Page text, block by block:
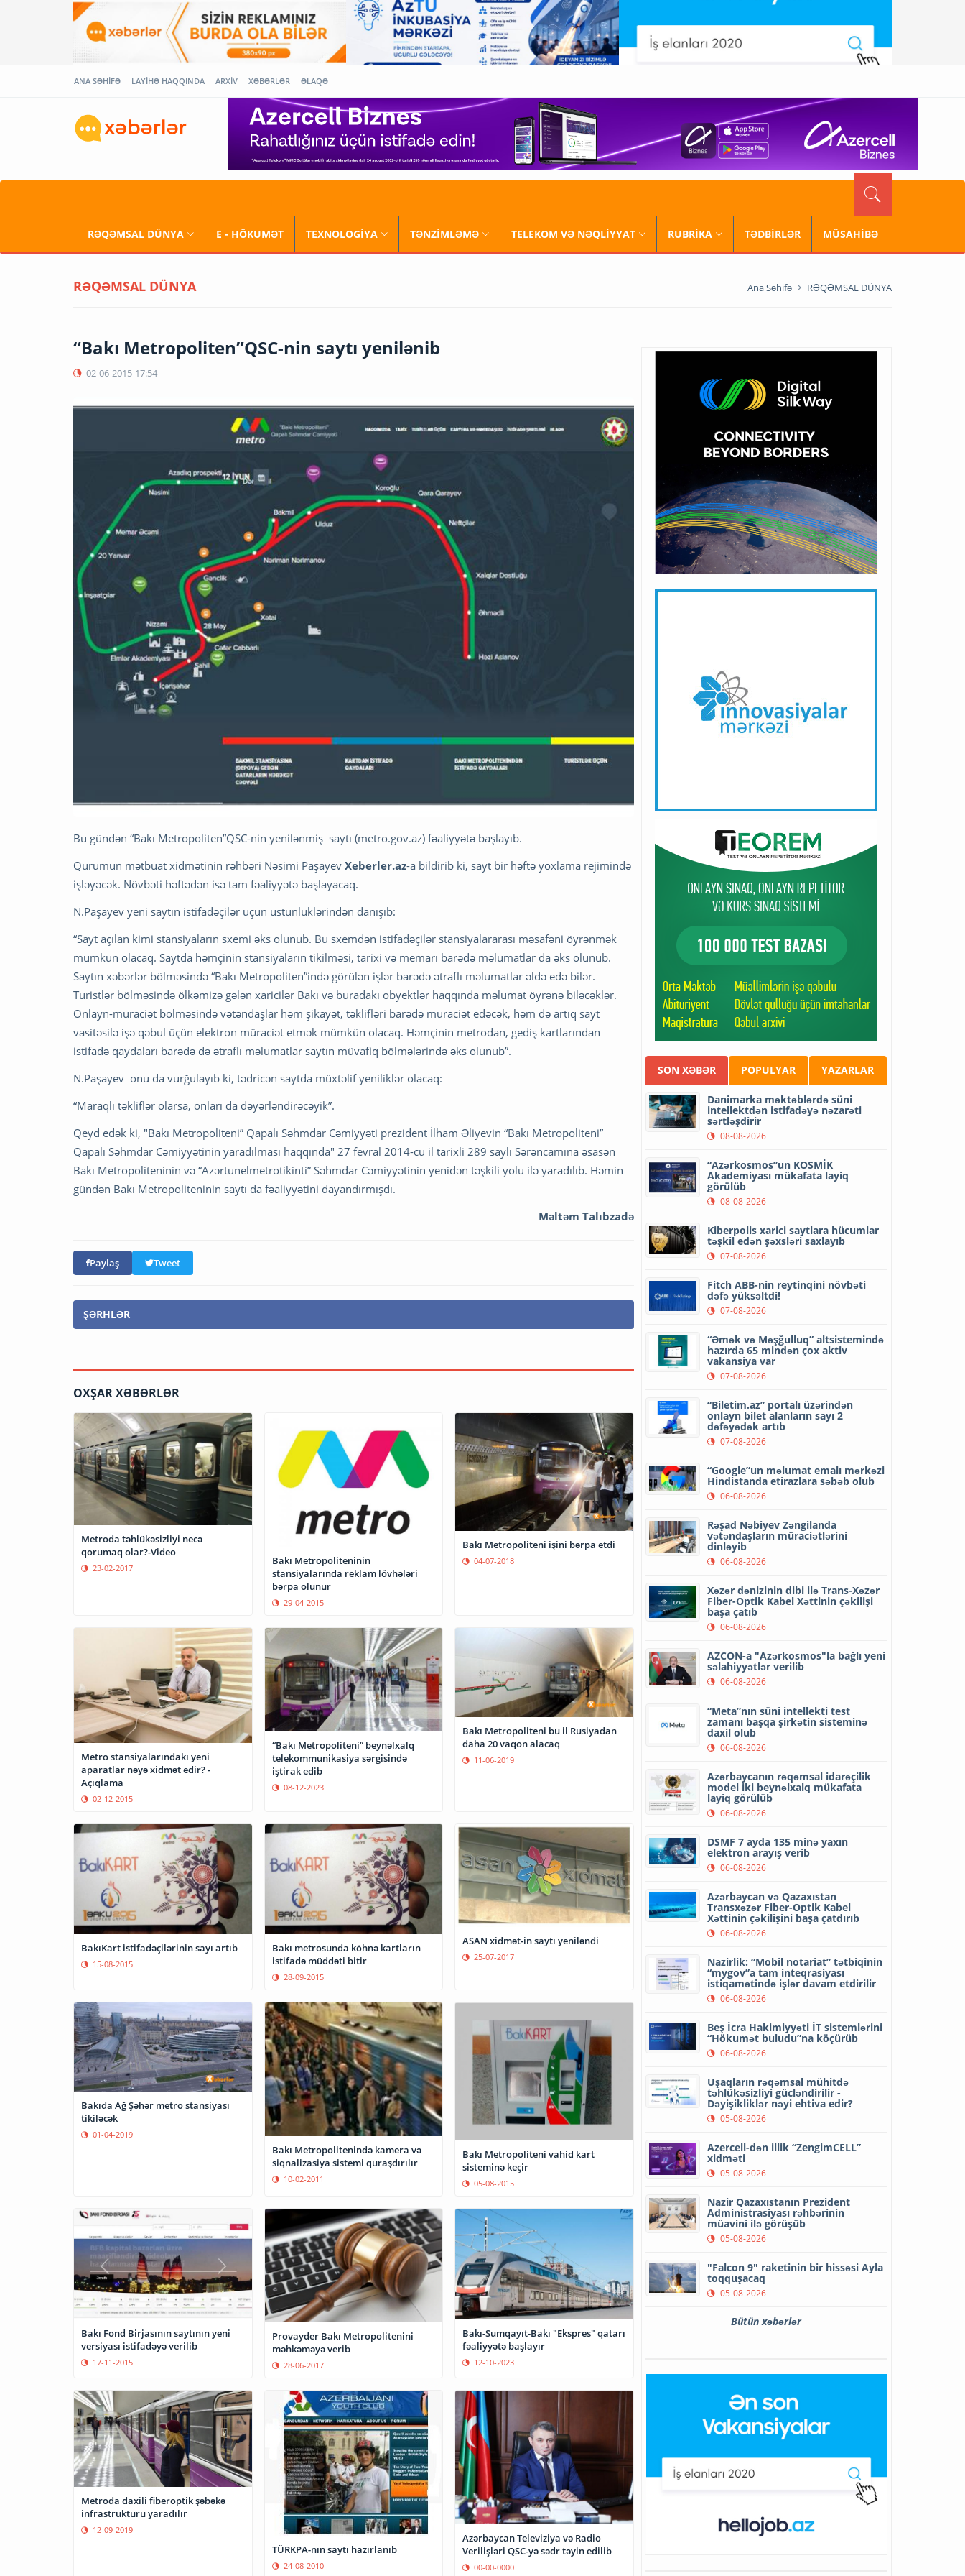
ANA SƏHİFƏ LAYİHƏ HAQQINDA ARXİV XƏBƏRLƏR ƏLAQƏ
RƏQƏMSAL DÜNYA E - HÖKUMƏT TEXNOLOGİYA TƏNZİMLƏMƏ TELEKOM VƏ NƏQLİYYAT RUBRİKA TƏDBİRLƏR MÜSAHİBƏ
RƏQƏMSAL DÜNYA Ana Səhifə RƏQƏMSAL DÜNYA
“Bakı Metropoliten”QSC-nin saytı yenilənib
02-06-2015 17:54
Bu gündən “Bakı Metropoliten”QSC-nin yenilənmiş saytı (metro.gov.az) fəaliyyətə başlayıb.
Qurumun mətbuat xidmətinin rəhbəri Nəsimi Paşayev Xeberler.az-a bildirib ki, sayt bir həftə yoxlama rejimində
işləyəcək. Növbəti həftədən isə tam fəaliyyətə başlayacaq.
N.Paşayev yeni saytın istifadəçilər üçün üstünlüklərindən danışıb:
“Sayt açılan kimi stansiyaların sxemi əks olunub. Bu sxemdən istifadəçilər stansiyalararası məsafəni öyrənmək
mümkün olacaq. Saytda həmçinin stansiyaların tikilməsi, tarixi və memarı barədə məlumatlar da əks olunub.
Saytın xəbərlər bölməsində “Bakı Metropoliten”ində görülən işlər barədə ətraflı məlumatlar əldə edə bilər.
Turistlər bölməsində ölkəmizə gələn xaricilər Bakı və buradakı obyektlər haqqında məlumat öyrənə biləcəklər.
Onlayn-müraciət bölməsində vətəndaşlar həm şikayət, təklifləri barədə müraciət edəcək, həm də artıq sayt
vasitəsilə işə qəbul üçün elektron müraciət etmək mümkün olacaq. Həmçinin metrodan, gediş kartlarından
istifadə qaydaları barədə də ətraflı məlumatlar saytın müvafiq bölmələrində əks olunub”.
N.Paşayev onu da vurğulayıb ki, tədricən saytda müxtəlif yeniliklər olacaq:
“Maraqlı təkliflər olarsa, onları da dəyərləndirəcəyik”.
Qeyd edək ki, "Bakı Metropoliteni” Qapalı Səhmdar Cəmiyyəti prezident İlham Əliyevin “Bakı Metropoliteni”
Qapalı Səhmdar Cəmiyyətinin yaradılması haqqında" 27 fevral 2014-cü il tarixli 289 saylı Sərəncamına əsasən
Bakı Metropoliteninin və “Azərtunelmetrotikinti” Səhmdar Cəmiyyətinin yenidən təşkili yolu ilə yaradılıb. Həmin
gündən Bakı Metropoliteninin saytı da fəaliyyətini dayandırmışdı.
Məltəm Talıbzadə
Paylaş Tweet
ŞƏRHLƏR
OXŞAR XƏBƏRLƏR
Metroda təhlükəsizliyi necə
qorumaq olar?-Video
23-02-2017
Bakı Metropoliteninin
stansiyalarında reklam lövhələri
bərpa olunur
29-04-2015
Bakı Metropoliteni işini bərpa etdi
04-07-2018
Metro stansiyalarındakı yeni
aparatlar nəyə xidmət edir? -
Açıqlama
02-12-2015
“Bakı Metropoliteni” beynəlxalq
telekommunikasiya sərgisində
iştirak edib
08-12-2023
Bakı Metropoliteni bu il Rusiyadan
daha 20 vaqon alacaq
11-06-2019
BakıKart istifadəçilərinin sayı artıb
15-08-2015
Bakı metrosunda köhnə kartların
istifadə müddəti bitir
28-09-2015
ASAN xidmət-in saytı yeniləndi
25-07-2017
Bakıda Ağ Şəhər metro stansiyası
tikiləcək
01-04-2019
Bakı Metropolitenində kamera və
siqnalizasiya sistemi quraşdırılır
10-02-2011
Bakı Metropoliteni vahid kart
sisteminə keçir
05-08-2015
Bakı Fond Birjasının saytının yeni
versiyası istifadəyə verilib
17-11-2015
Provayder Bakı Metropolitenini
məhkəməyə verib
28-06-2017
Bakı-Sumqayıt-Bakı "Ekspres" qatarı
fəaliyyətə başlayır
12-10-2023
Metroda daxili fiberoptik şəbəkə
infrastrukturu yaradılır
12-09-2019
TÜRKPA-nın saytı hazırlanıb
24-08-2010
Azərbaycan Televiziya və Radio
Verilişləri QSC-yə sədr təyin edilib
00-00-0000
SON XƏBƏR POPULYAR YAZARLAR
Danimarka məktəblərdə süni
intellektdən istifadəyə nəzarəti
sərtləşdirir
08-08-2026
“Azərkosmos”un KOSMİK
Akademiyası mükafata layiq
görülüb
08-08-2026
Kiberpolis xarici saytlara hücumlar
təşkil edən şəxsləri saxlayıb
07-08-2026
Fitch ABB-nin reytinqini növbəti
dəfə yüksəltdi!
07-08-2026
“Əmək və Məşğulluq” altsistemində
hazırda 65 mindən çox aktiv
vakansiya var
07-08-2026
“Biletim.az” portalı üzərindən
onlayn bilet alanların sayı 2
dəfəyədək artıb
07-08-2026
“Google”un məlumat emalı mərkəzi
Hindistanda etirazlara səbəb olub
06-08-2026
Rəşad Nəbiyev Zəngilanda
vətəndaşların müraciətlərini
dinləyib
06-08-2026
Xəzər dənizinin dibi ilə Trans-Xəzər
Fiber-Optik Kabel Xəttinin çəkilişi
başa çatıb
06-08-2026
AZCON-a "Azərkosmos"la bağlı yeni
səlahiyyətlər verilib
06-08-2026
“Meta”nın süni intellekti test
zamanı başqa şirkətin sisteminə
daxil olub
06-08-2026
Azərbaycanın rəqəmsal idarəçilik
model iki beynəlxalq mükafata
layiq görülüb
06-08-2026
DSMF 7 ayda 135 minə yaxın
elektron arayış verib
06-08-2026
Azərbaycan və Qazaxıstan
Transxəzər Fiber-Optik Kabel
Xəttinin çəkilişini başa çatdırıb
06-08-2026
Nazirlik: “Mobil notariat” tətbiqinin
“mygov”a tam inteqrasiyası
istiqamətində işlər davam etdirilir
06-08-2026
Beş İcra Hakimiyyəti İT sistemlərini
“Hökumət buludu”na köçürüb
06-08-2026
Uşaqların rəqəmsal mühitdə
təhlükəsizliyi gücləndirilir -
Dəyişikliklər nəyi ehtiva edir?
05-08-2026
Azercell-dən illik “ZengimCELL”
xidməti
05-08-2026
Nazir Qazaxıstanın Prezident
Administrasiyası rəhbərinin
müavini ilə görüşüb
05-08-2026
"Falcon 9" raketinin bir hissəsi Ayla
toqquşacaq
05-08-2026
Bütün xəbərlər